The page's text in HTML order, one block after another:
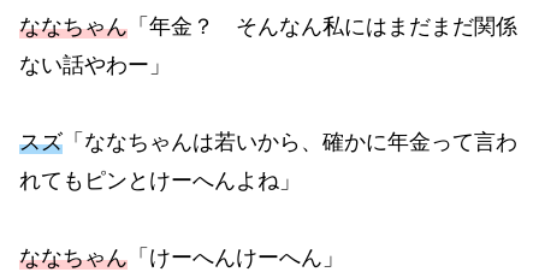
ななちゃん 「年金？ そんなん私にはまだまだ関係
ない話やわー」
スズ 「ななちゃんは若いから、確かに年金って言わ
れてもピンとけーへんよね」
ななちゃん 「けーへんけーへん」